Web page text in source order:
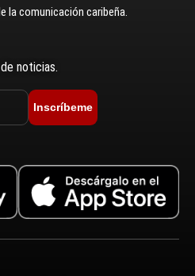
la comunicación caribeña.
noticias.
Inscríbeme